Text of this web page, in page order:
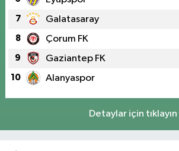
7 Galatasaray
8 Çorum FK
9 Gaziantep FK
10 Alanyaspor
Detaylar için tıklayın